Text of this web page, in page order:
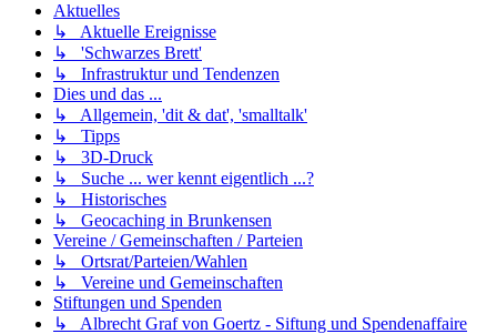
Aktuelles
↳ Aktuelle Ereignisse
↳ 'Schwarzes Brett'
↳ Infrastruktur und Tendenzen
Dies und das ...
↳ Allgemein, 'dit & dat', 'smalltalk'
↳ Tipps
↳ 3D-Druck
↳ Suche ... wer kennt eigentlich ...?
↳ Historisches
↳ Geocaching in Brunkensen
Vereine / Gemeinschaften / Parteien
↳ Ortsrat/Parteien/Wahlen
↳ Vereine und Gemeinschaften
Stiftungen und Spenden
↳ Albrecht Graf von Goertz - Siftung und Spendenaffaire